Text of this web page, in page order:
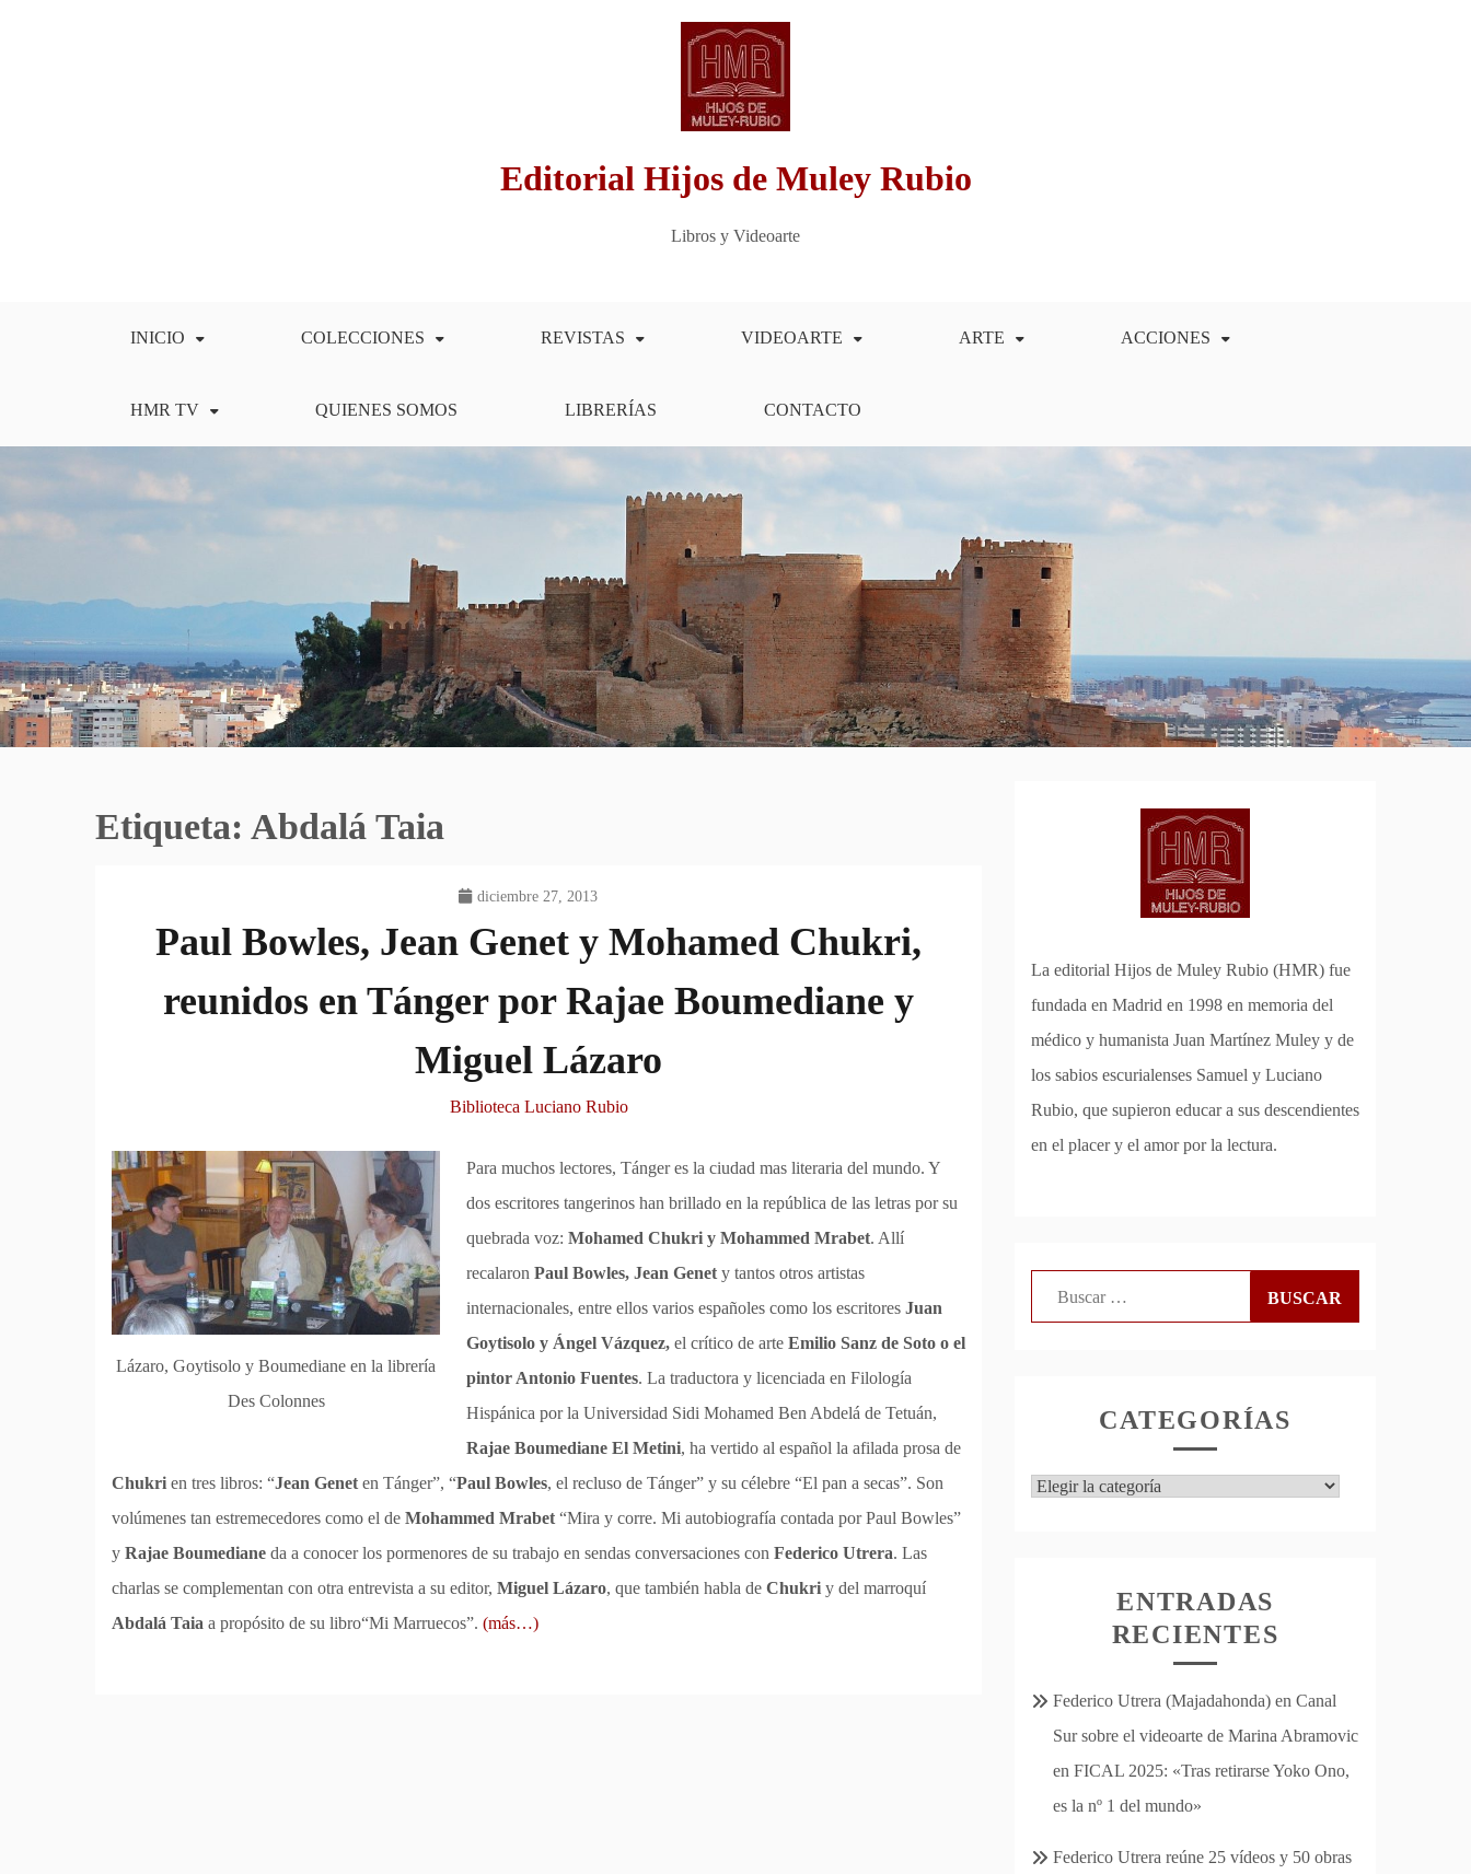
Editorial Hijos de Muley Rubio
Libros y Videoarte
INICIO COLECCIONES REVISTAS VIDEOARTE ARTE ACCIONES
HMR TV QUIENES SOMOS LIBRERÍAS CONTACTO
Etiqueta: Abdalá Taia
diciembre 27, 2013
Paul Bowles, Jean Genet y Mohamed Chukri,
reunidos en Tánger por Rajae Boumediane y
Miguel Lázaro
Biblioteca Luciano Rubio
Lázaro, Goytisolo y Boumediane en la librería
Des Colonnes
Para muchos lectores, Tánger es la ciudad mas literaria del mundo. Y
dos escritores tangerinos han brillado en la república de las letras por su
quebrada voz: Mohamed Chukri y Mohammed Mrabet. Allí
recalaron Paul Bowles, Jean Genet y tantos otros artistas
internacionales, entre ellos varios españoles como los escritores Juan
Goytisolo y Ángel Vázquez, el crítico de arte Emilio Sanz de Soto o el
pintor Antonio Fuentes. La traductora y licenciada en Filología
Hispánica por la Universidad Sidi Mohamed Ben Abdelá de Tetuán,
Rajae Boumediane El Metini, ha vertido al español la afilada prosa de
Chukri en tres libros: “Jean Genet en Tánger”, “Paul Bowles, el recluso de Tánger” y su célebre “El pan a secas”. Son
volúmenes tan estremecedores como el de Mohammed Mrabet “Mira y corre. Mi autobiografía contada por Paul Bowles”
y Rajae Boumediane da a conocer los pormenores de su trabajo en sendas conversaciones con Federico Utrera. Las
charlas se complementan con otra entrevista a su editor, Miguel Lázaro, que también habla de Chukri y del marroquí
Abdalá Taia a propósito de su libro“Mi Marruecos”. (más…)
La editorial Hijos de Muley Rubio (HMR) fue
fundada en Madrid en 1998 en memoria del
médico y humanista Juan Martínez Muley y de
los sabios escurialenses Samuel y Luciano
Rubio, que supieron educar a sus descendientes
en el placer y el amor por la lectura.
CATEGORÍAS
Categorías
ENTRADAS
RECIENTES
Federico Utrera (Majadahonda) en Canal
Sur sobre el videoarte de Marina Abramovic
en FICAL 2025: «Tras retirarse Yoko Ono,
es la nº 1 del mundo»
Federico Utrera reúne 25 vídeos y 50 obras